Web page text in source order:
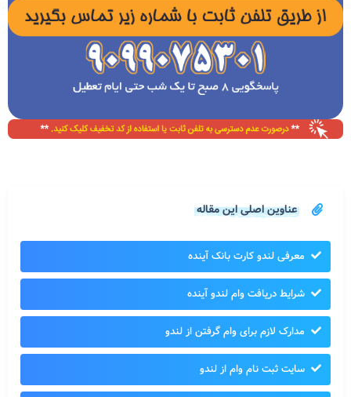
عناوین اصلی این مقاله
معرفی لندو کارت بانک آینده
شرایط دریافت وام لندو آینده
مدارک لازم برای وام گرفتن از لندو
سایت ثبت نام وام از لندو